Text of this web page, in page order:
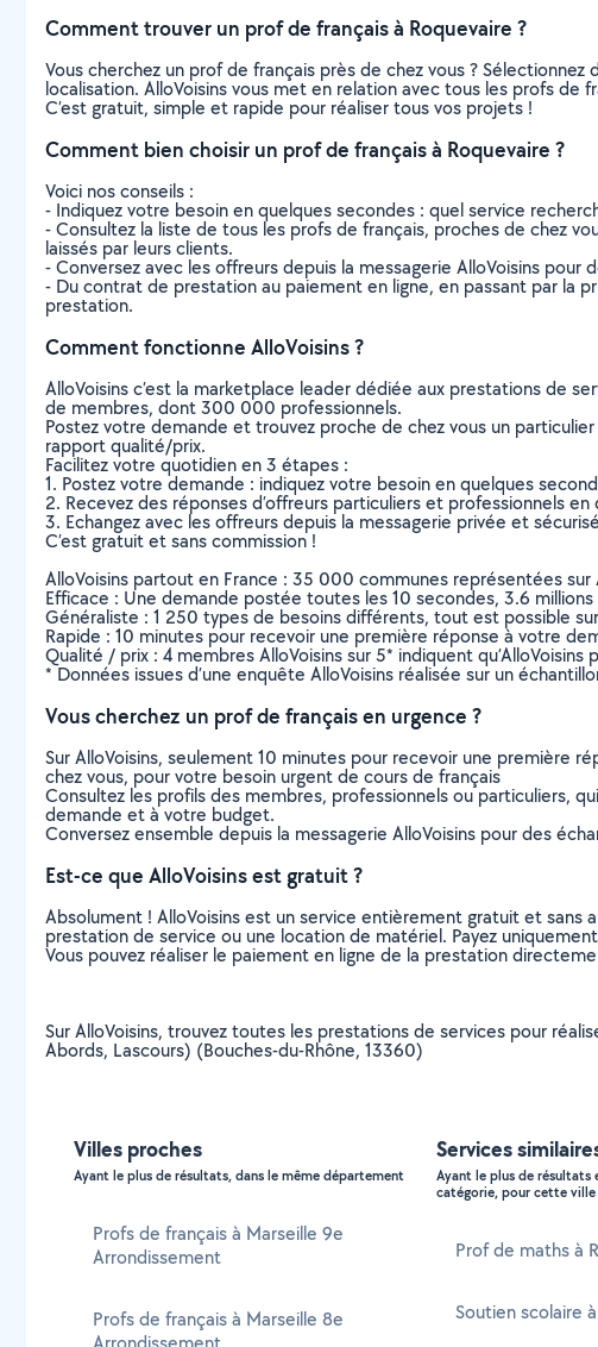
Comment trouver un prof de français à Roquevaire ?
Vous cherchez un prof de français près de chez vous ?
localisation. AlloVoisins vous met en relation avec tous les profs
C’est gratuit, simple et rapide pour réaliser tous vos projets !
Comment bien choisir un prof de français à Roquevaire ?
Voici nos conseils :
- Indiquez votre besoin en quelques secondes : quel service
- Consultez la liste de tous les profs de français, proches de chez
laissés par leurs clients.
- Conversez avec les offreurs depuis la messagerie AlloVoisins pour
- Du contrat de prestation au paiement en ligne, en passant par la
prestation.
Comment fonctionne AlloVoisins ?
AlloVoisins c’est la marketplace leader dédiée aux prestations de
de membres, dont 300 000 professionnels.
Postez votre demande et trouvez proche de chez vous un
rapport qualité/prix.
Facilitez votre quotidien en 3 étapes :
1. Postez votre demande : indiquez votre besoin en quelques
2. Recevez des réponses d’offreurs particuliers et professionnels
3. Echangez avec les offreurs depuis la messagerie privée et
C’est gratuit et sans commission !
AlloVoisins partout en France : 35 000 communes représentées
Efficace : Une demande postée toutes les 10 secondes, 3.6
Généraliste : 1 250 types de besoins différents, tout est possible
Rapide : 10 minutes pour recevoir une première réponse à votre
Qualité / prix : 4 membres AlloVoisins sur 5* indiquent
* Données issues d’une enquête AlloVoisins réalisée sur un
Vous cherchez un prof de français en urgence ?
Sur AlloVoisins, seulement 10 minutes pour recevoir une première
chez vous, pour votre besoin urgent de cours de français
Consultez les profils des membres, professionnels ou particuliers,
demande et à votre budget.
Conversez ensemble depuis la messagerie AlloVoisins pour des
Est-ce que AlloVoisins est gratuit ?
Absolument ! AlloVoisins est un service entièrement gratuit et sans
prestation de service ou une location de matériel. Payez
Vous pouvez réaliser le paiement en ligne de la prestation
Sur AlloVoisins, trouvez toutes les prestations de services pour
Abords, Lascours) (Bouches-du-Rhône, 13360)
Villes proches
Ayant le plus de résultats, dans le même département
Profs de français à Marseille 9e
Arrondissement
Profs de français à Marseille 8e
Services
Ayant le plus de résultats
catégorie, pour cette ville
Prof de maths à
Soutien scolaire